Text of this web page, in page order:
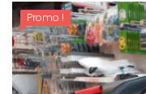
Promo !